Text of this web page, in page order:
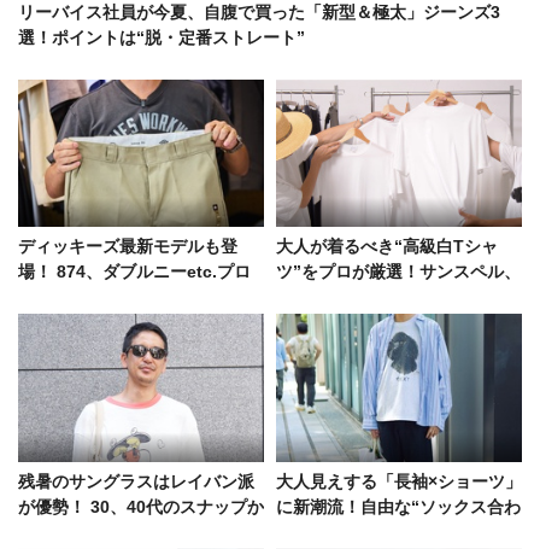
リーバイス社員が今夏、自腹で買った「新型＆極太」ジーンズ3
選！ポイントは“脱・定番ストレート”
ディッキーズ最新モデルも登
場！ 874、ダブルニーetc.プロ
大人が着るべき“高級白Tシャ
ツ”をプロが厳選！サンスペル、
残暑のサングラスはレイバン派
が優勢！ 30、40代のスナップか
大人見えする「長袖×ショーツ」
に新潮流！自由な“ソックス合わ